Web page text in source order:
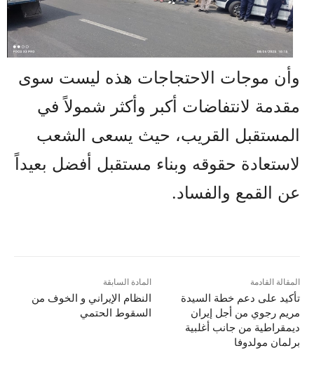
وأن موجات الاحتجاجات هذه ليست سوى
مقدمة لانتفاضات أكبر وأكثر شمولاً في
المستقبل القريب، حيث يسعى الشعب
لاستعادة حقوقه وبناء مستقبل أفضل بعيداً
عن القمع والفساد.
المادة السابقة
النظام الإيراني و الخوف من
السقوط الحتمي
المقالة القادمة
تأکید علی دعم خطة السيدة
مريم رجوي من أجل إيران
ديمقراطية من جانب أغلبية
برلمان مولدوفا